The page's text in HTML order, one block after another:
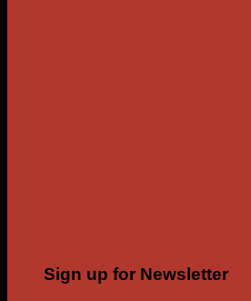
Sign up for Newsletter